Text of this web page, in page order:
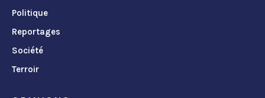
Politique
Reportages
Société
Terroir